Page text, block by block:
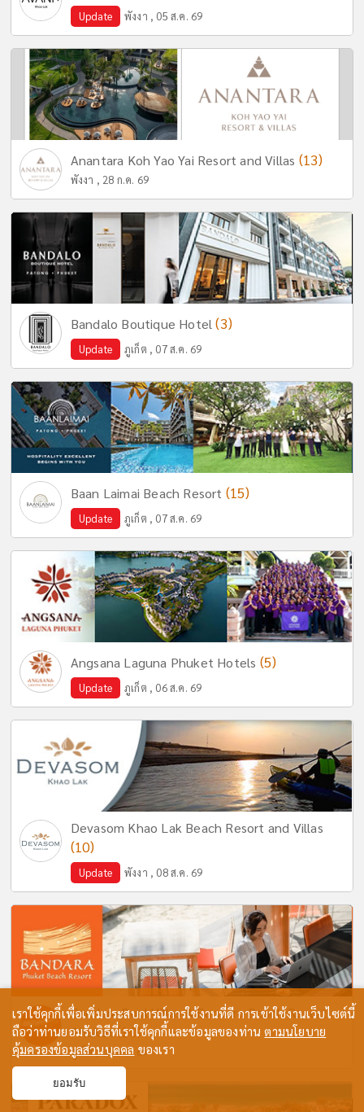
Update พังงา , 05 ส.ค. 69
Anantara Koh Yao Yai Resort and Villas (13)
พังงา , 28 ก.ค. 69
Bandalo Boutique Hotel(3)
Update ภูเก็ต , 07 ส.ค. 69
Baan Laimai Beach Resort (15)
Update ภูเก็ต , 07 ส.ค. 69
Angsana Laguna Phuket Hotels (5)
Update ภูเก็ต , 06 ส.ค. 69
Devasom Khao Lak Beach Resort and Villas
(10)
Update พังงา , 08 ส.ค. 69
Bandara Pool Villas & Bandara Beach Resort,
Phuket(10)
ภูเก็ต , 01 ส.ค. 69
เราใช้คุกกี้เพื่อเพิ่มประสบการณ์การใช้งานที่ดี การเข้าใช้งานเว็บไซต์นี้
ถือว่าท่านยอมรับวิธีที่เราใช้คุกกี้และข้อมูลของท่านตามนโยบาย
คุ้มครองข้อมูลส่วนบุคคล ของเรา
ยอมรับ